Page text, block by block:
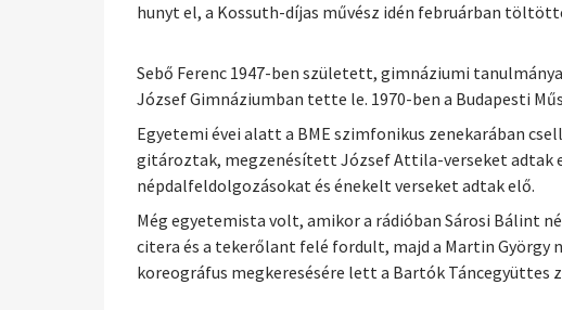
hunyt el, a Kossuth-díjas művész idén februárban
Sebő Ferenc 1947-ben született, gimnáziumi
József Gimnáziumban tette le. 1970-ben a Budapesti
Egyetemi évei alatt a BME szimfonikus zenekarában
gitároztak, megzenésített József Attila-verseket adtak
népdalfeldolgozásokat és énekelt verseket adtak elő.
Még egyetemista volt, amikor a rádióban Sárosi Bálint
citera és a tekerőlant felé fordult, majd a Martin
koreográfus megkeresésére lett a Bartók